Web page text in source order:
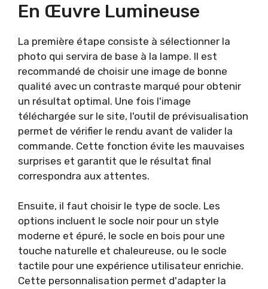
En Œuvre Lumineuse
La première étape consiste à sélectionner la
photo qui servira de base à la lampe. Il est
recommandé de choisir une image de bonne
qualité avec un contraste marqué pour obtenir
un résultat optimal. Une fois l'image
téléchargée sur le site, l'outil de prévisualisation
permet de vérifier le rendu avant de valider la
commande. Cette fonction évite les mauvaises
surprises et garantit que le résultat final
correspondra aux attentes.
Ensuite, il faut choisir le type de socle. Les
options incluent le socle noir pour un style
moderne et épuré, le socle en bois pour une
touche naturelle et chaleureuse, ou le socle
tactile pour une expérience utilisateur enrichie.
Cette personnalisation permet d'adapter la